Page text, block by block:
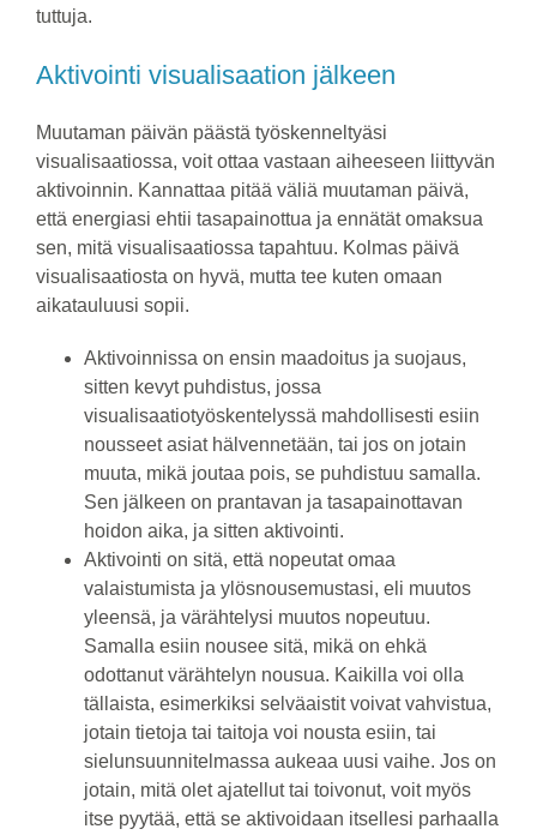
tuttuja.
Aktivointi visualisaation jälkeen
Muutaman päivän päästä työskenneltyäsi
visualisaatiossa, voit ottaa vastaan aiheeseen liittyvän
aktivoinnin. Kannattaa pitää väliä muutaman päivä,
että energiasi ehtii tasapainottua ja ennätät omaksua
sen, mitä visualisaatiossa tapahtuu. Kolmas päivä
visualisaatiosta on hyvä, mutta tee kuten omaan
aikatauluusi sopii.
Aktivoinnissa on ensin maadoitus ja suojaus,
sitten kevyt puhdistus, jossa
visualisaatiotyöskentelyssä mahdollisesti esiin
nousseet asiat hälvennetään, tai jos on jotain
muuta, mikä joutaa pois, se puhdistuu samalla.
Sen jälkeen on prantavan ja tasapainottavan
hoidon aika, ja sitten aktivointi.
Aktivointi on sitä, että nopeutat omaa
valaistumista ja ylösnousemustasi, eli muutos
yleensä, ja värähtelysi muutos nopeutuu.
Samalla esiin nousee sitä, mikä on ehkä
odottanut värähtelyn nousua. Kaikilla voi olla
tällaista, esimerkiksi selväaistit voivat vahvistua,
jotain tietoja tai taitoja voi nousta esiin, tai
sielunsuunnitelmassa aukeaa uusi vaihe. Jos on
jotain, mitä olet ajatellut tai toivonut, voit myös
itse pyytää, että se aktivoidaan itsellesi parhaalla